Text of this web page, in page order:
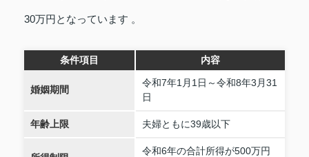
30万円となっています 。
条件項目 内容
婚姻期間
令和7年1月1日～令和8年3月31
日
年齢上限 夫婦ともに39歳以下
令和6年の合計所得が500万円